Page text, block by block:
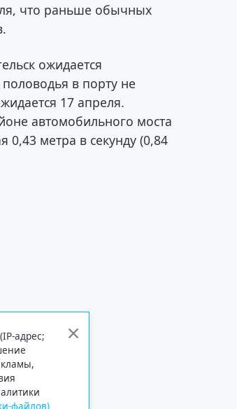
что раньше обычных
ожидается
в порту не
17 апреля.
автомобильного моста
0,43 метра в секунду (0,84
адрес;
файлов)